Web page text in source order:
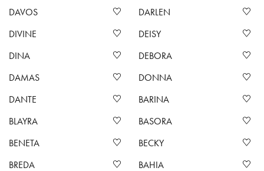
DAVOS
DARLEN
DIVINE
DEISY
DINA
DEBORA
DAMAS
DONNA
DANTE
BARINA
BLAYRA
BASORA
BENETA
BECKY
BREDA
BAHIA